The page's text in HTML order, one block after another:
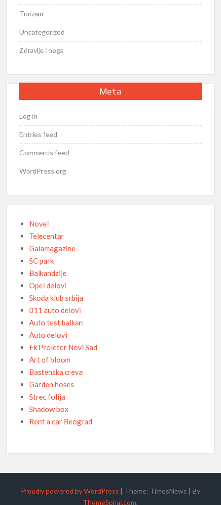
Turizam
Uncategorized
Zdravlje i nega
Meta
Log in
Entries feed
Comments feed
WordPress.org
Novel
Telecentar
Galamagazine
SC park
Balkandzije
Opel delovi
Skoda klub srbija
011 auto delovi
Auto test balkan
Auto delovi
Fk Proleter Novi Sad
Art of bloom
Bastenska creva
Garden hoses
Strec folija
Shadow box
Rent a car Beograd
Proudly powered by WordPress | Theme: TimesNews | By
ThemeSpiral.com.